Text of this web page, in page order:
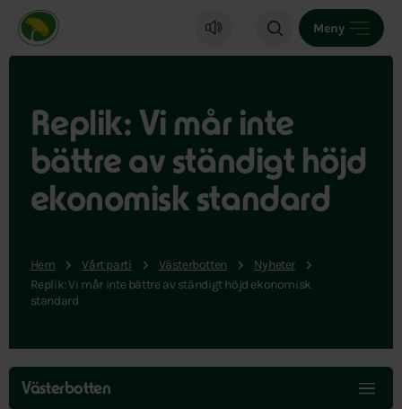
Miljöpartiet de gröna, startsida
Meny
Replik: Vi mår inte
bättre av ständigt höjd
ekonomisk standard
Hem Vårt parti Västerbotten
Nyheter
Replik: Vi mår inte bättre av ständigt höjd ekonomisk
standard
Hoppa
över
menyn
Västerbotten